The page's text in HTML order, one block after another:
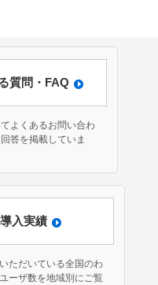
質問・FAQ
よくあるお問い合わ
答を掲載していま
導入実績
ただいている全国のわ
ーザ数を地域別にご覧